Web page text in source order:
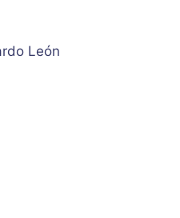
León